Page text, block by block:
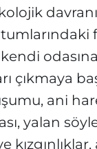
kendi
çıkmaya
ani
yalan